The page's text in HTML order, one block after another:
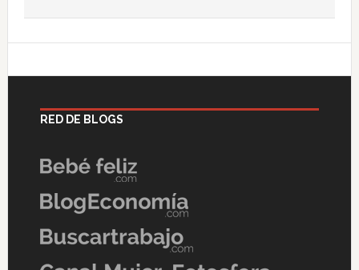
RED DE BLOGS